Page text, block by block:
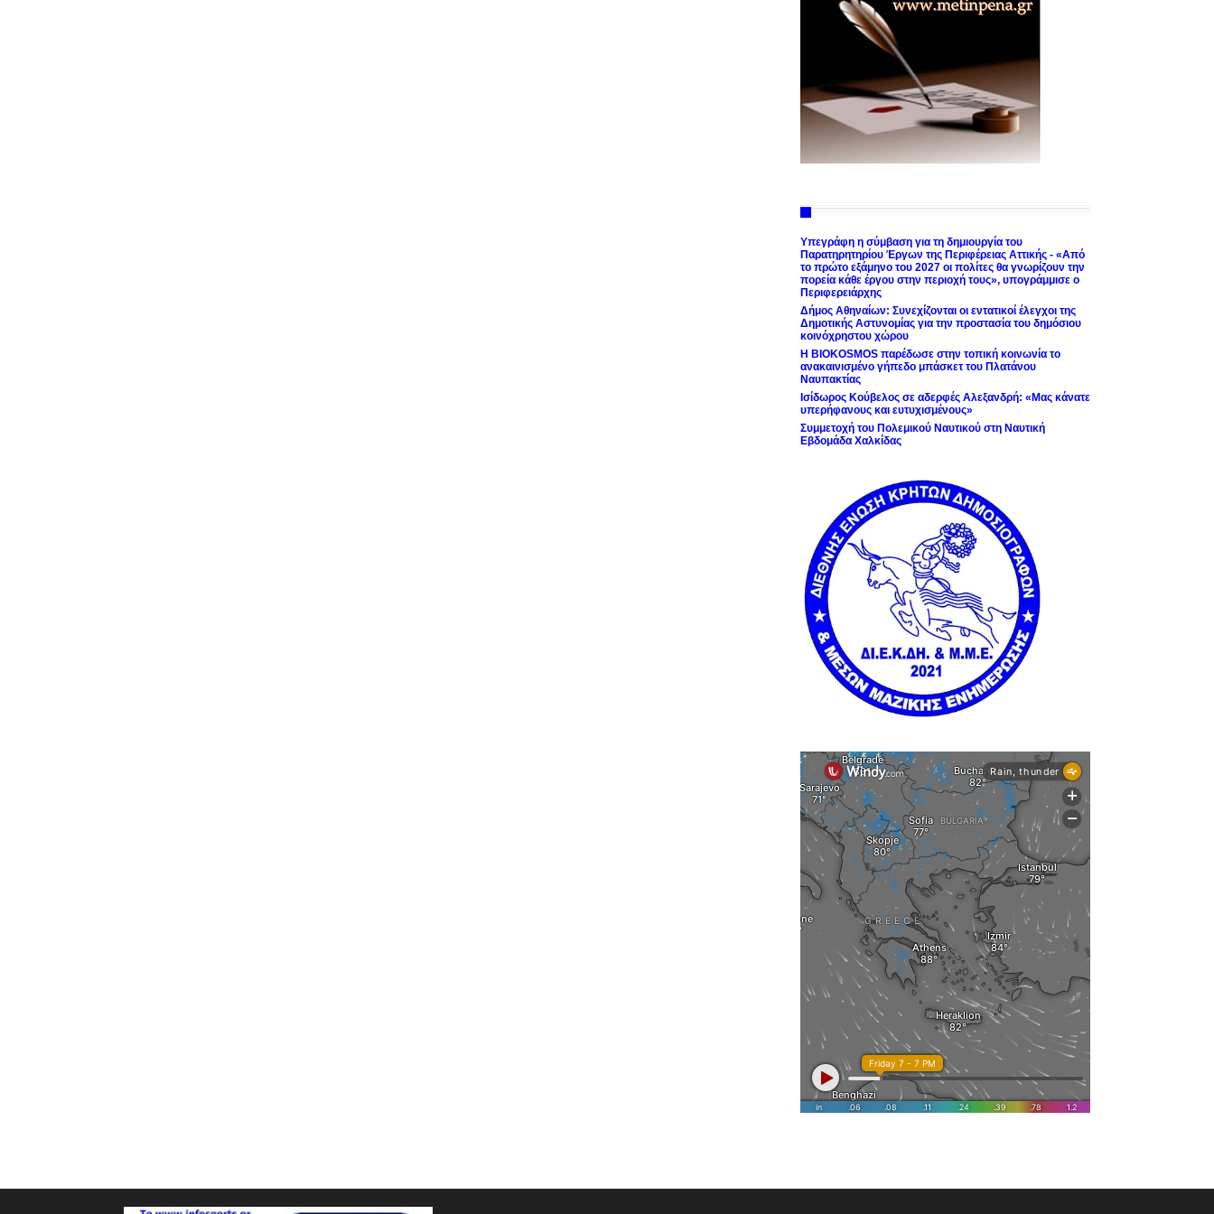
Υπεγράφη η σύμβαση για τη δημιουργία του
Παρατηρητηρίου Έργων της Περιφέρειας Αττικής - «Από
το πρώτο εξάμηνο του 2027 οι πολίτες θα γνωρίζουν την
πορεία κάθε έργου στην περιοχή τους», υπογράμμισε ο
Περιφερειάρχης
Δήμος Αθηναίων: Συνεχίζονται οι εντατικοί έλεγχοι της
Δημοτικής Αστυνομίας για την προστασία του δημόσιου
κοινόχρηστου χώρου
Η BIOKOSMOS παρέδωσε στην τοπική κοινωνία το
ανακαινισμένο γήπεδο μπάσκετ του Πλατάνου
Ναυπακτίας
Ισίδωρος Κούβελος σε αδερφές Αλεξανδρή: «Μας κάνατε
υπερήφανους και ευτυχισμένους»
Συμμετοχή του Πολεμικού Ναυτικού στη Ναυτική
Εβδομάδα Χαλκίδας